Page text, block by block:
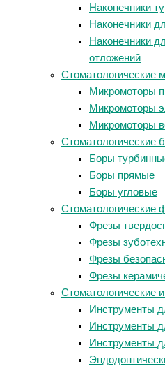
Наконечники
Наконечники
Наконечники
отложений
Стоматологические
Микромоторы
Микромоторы
Микромоторы
Стоматологические
Боры
Боры прямые
Боры угловые
Стоматологические
Фрезы
Фрезы
Фрезы
Фрезы
Стоматологические
Инструменты
Инструменты
Инструменты